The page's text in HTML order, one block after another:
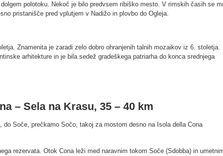
polotoku. Nekoč je bilo predvsem ribiško mesto. V rimskih časih se
pristanišče pred vplutjem v Nadižo in plovbo do Ogleja.
Znamenita je zaradi zelo dobro ohranjenih talnih mozaikov iz 6. stoletja.
arhitekture in je bila sedež gradeškega patriarha do konca srednjega
– Sela na Krasu, 35 – 40 km
Soče, prečkamo Sočo, takoj za mostom desno na Isola della Cona
rezervata. Otok Cona leži med naravnim tokom Soče (Sdobba) in